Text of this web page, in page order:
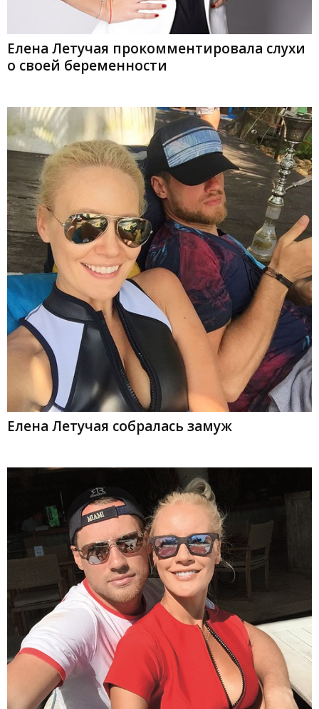
Елена Летучая прокомментировала слухи
о своей беременности
Елена Летучая собралась замуж